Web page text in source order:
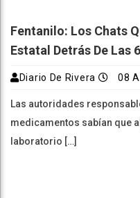
Fentanilo: Los Chats
Estatal Detrás De Las
Diario De Rivera 08
Las autoridades
medicamentos sabían que
laboratorio […]